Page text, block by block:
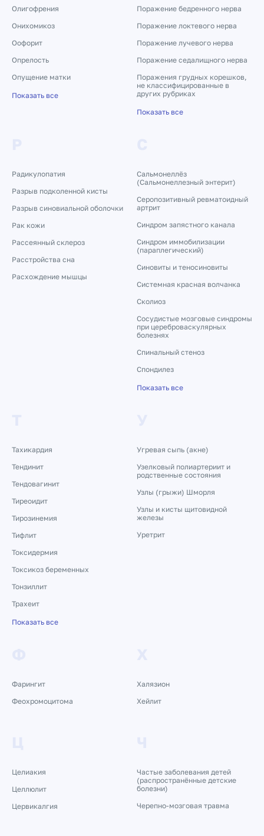
Олигофрения
Онихомикоз
Оофорит
Опрелость
Опущение матки
Показать все
Поражение бедренного нерва
Поражение локтевого нерва
Поражение лучевого нерва
Поражение седалищного нерва
Поражения грудных корешков,
не классифицированные в
других рубриках
Показать все
Радикулопатия
Разрыв подколенной кисты
Разрыв синовиальной оболочки
Рак кожи
Рассеянный склероз
Расстройства сна
Расхождение мышцы
Сальмонеллёз
(Сальмонеллезный энтерит)
Серопозитивный ревматоидный
артрит
Синдром запястного канала
Синдром иммобилизации
(параплегический)
Синовиты и теносиновиты
Системная красная волчанка
Сколиоз
Сосудистые мозговые синдромы
при цереброваскулярных
болезнях
Спинальный стеноз
Спондилез
Показать все
Тахикардия
Тендинит
Тендовагинит
Тиреоидит
Тирозинемия
Тифлит
Токсидермия
Токсикоз беременных
Тонзиллит
Трахеит
Показать все
Угревая сыпь (акне)
Узелковый полиартериит и
родственные состояния
Узлы (грыжи) Шморля
Узлы и кисты щитовидной
железы
Уретрит
Фарингит
Феохромоцитома
Халязион
Хейлит
Целиакия
Целлюлит
Цервикалгия
Частые заболевания детей
(распространённые детские
болезни)
Черепно-мозговая травма